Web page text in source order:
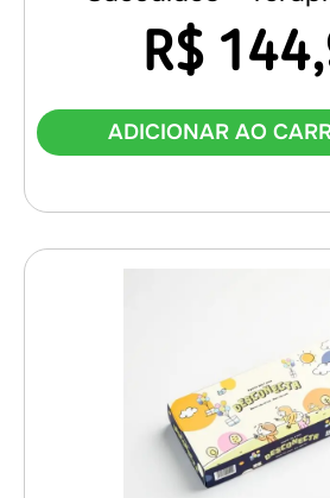
R$
ADICIONAR AO